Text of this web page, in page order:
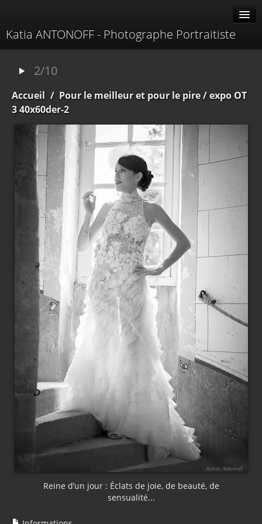
Katia ANTONOFF - Photographe Portraitiste
À propos
Contacter
2/10
Accueil / Pour le meilleur et pour le pire/ expo OT
3 40x60der-2
Reine d’un jour : Éclats de joie, de beauté, de
sensualité...